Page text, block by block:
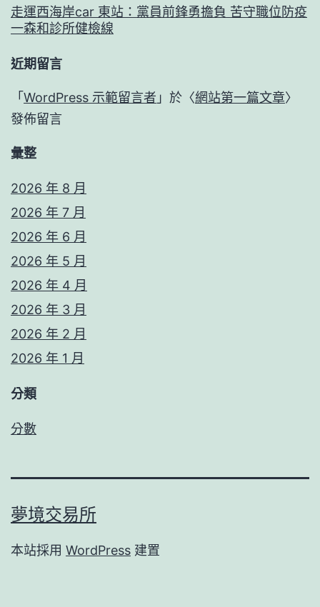
走運西海岸car 東站：黨員前鋒勇擔負 苦守職位防疫
一森和診所健檢線
近期留言
「 WordPress 示範留言者 」於〈網站第一篇文章〉
發佈留言
彙整
2026 年 8 月
2026 年 7 月
2026 年 6 月
2026 年 5 月
2026 年 4 月
2026 年 3 月
2026 年 2 月
2026 年 1 月
分類
分數
夢境交易所
本站採用 WordPress 建置